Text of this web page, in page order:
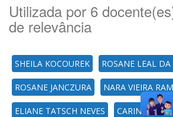
Utilizada por 6
de relevância
SHEILA KOCOUREK ROSANE LEAL DA
ROSANE JANCZURA NARA VIEIRA
ELIANE TATSCH NEVES CARIN OTÍLIA